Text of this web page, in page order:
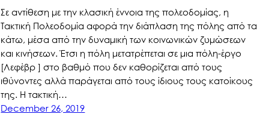
Σε αντίθεση με την κλασική έννοια της πολεοδομίας, η
Τακτική Πολεοδομία αφορά την διάπλαση της πόλης από τα
κάτω, μέσα από την δυναμική των κοινωνικών ζυμώσεων
και κινήσεων. Έτσι η πόλη μετατρέπεται σε μια πόλη-έργο
[Λεφέβρ ] στο βαθμό που δεν καθορίζεται από τους
ιθύνοντες αλλά παράγεται από τους ίδιους τους κατοίκους
της. Η τακτική…
December 26, 2019